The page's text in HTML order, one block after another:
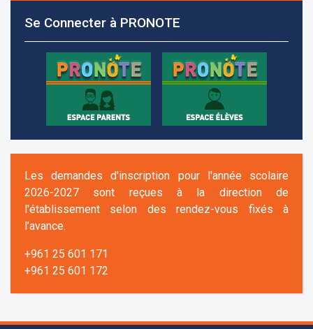
Se Connecter à PRONOTE
Les demandes d'inscription pour l'année scolaire
2026-2027 sont reçues à la direction de
l'établissement selon des rendez-vous fixés à
l’avance.
+961 25 601 171
+961 25 601 172